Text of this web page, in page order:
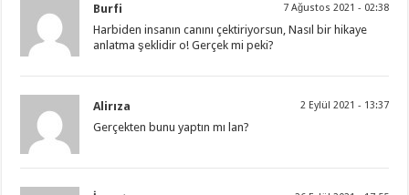
Burfi 7 Ağustos 2021 - 02:38
Harbiden insanın canını çektiriyorsun, Nasıl bir hikaye
anlatma şeklidir o! Gerçek mi peki?
Alirıza 2 Eylül 2021 - 13:37
Gerçekten bunu yaptın mı lan?